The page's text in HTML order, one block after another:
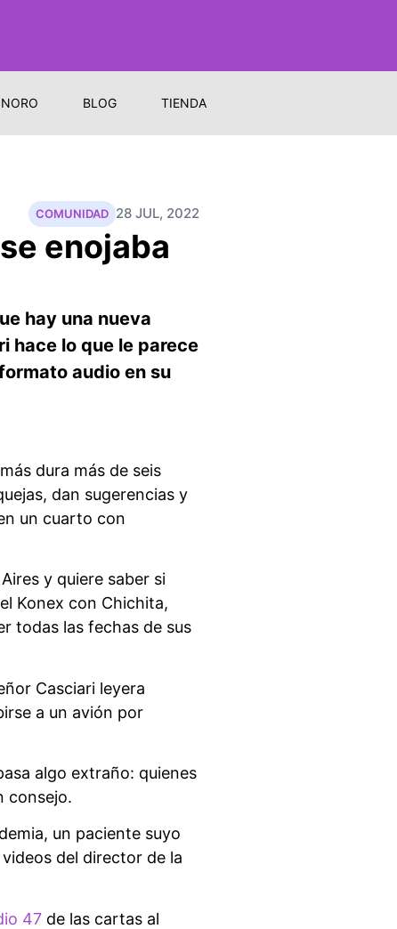
BLOG TIENDA
28 JUL, 2022
COMUNIDAD
enojaba
hay una nueva
hace lo que le parece
audio en su
dura más de seis
dan sugerencias y
un cuarto con
y quiere saber si
Konex con Chichita,
todas las fechas de sus
Casciari leyera
a un avión por
algo extraño: quienes
consejo.
un paciente suyo
del director de la
47 de las cartas al